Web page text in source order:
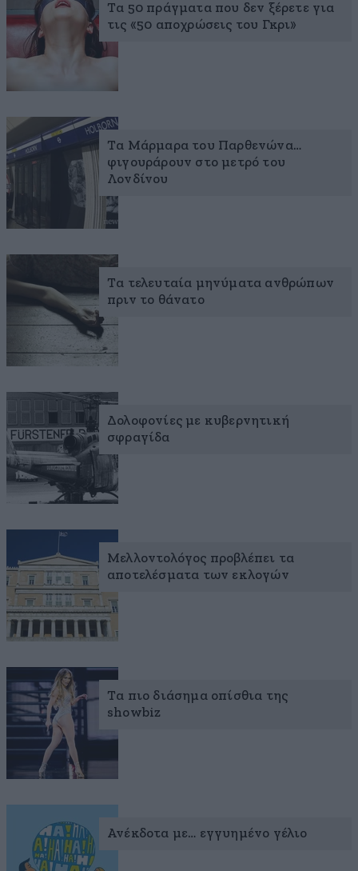
Τα 50 πράγματα που δεν ξέρετε για
τις «50 αποχρώσεις του Γκρι»
Τα Μάρμαρα του Παρθενώνα…
φιγουράρουν στο μετρό του
Λονδίνου
Τα τελευταία μηνύματα ανθρώπων
πριν το θάνατο
Δολοφονίες με κυβερνητική
σφραγίδα
Μελλοντολόγος προβλέπει τα
αποτελέσματα των εκλογών
Τα πιο διάσημα οπίσθια της
showbiz
Ανέκδοτα με… εγγυημένο γέλιο